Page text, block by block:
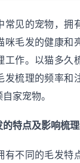
常见的宠物，拥
咪毛发的健康和
作。以猫多久
发梳理的频率和
家宠物。
特点及影响梳
有不同的毛发特